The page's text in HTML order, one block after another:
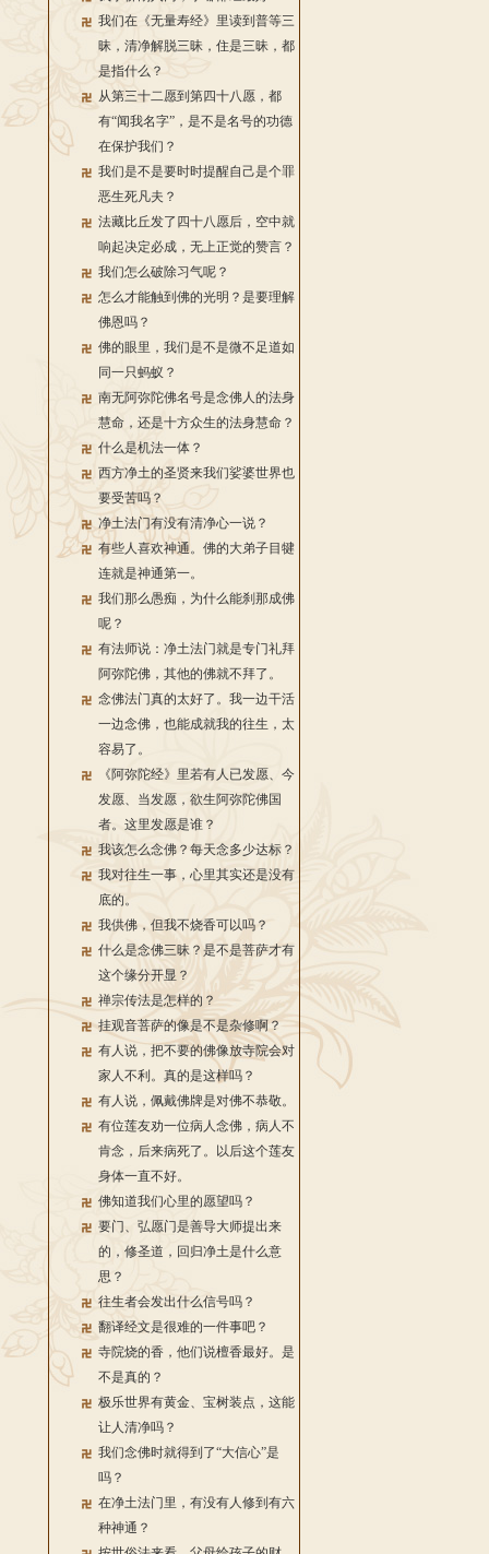
我们在《无量寿经》里读到普等三
昧，清净解脱三昧，住是三昧，都
是指什么？
从第三十二愿到第四十八愿，都
有“闻我名字”，是不是名号的功德
在保护我们？
我们是不是要时时提醒自己是个罪
恶生死凡夫？
法藏比丘发了四十八愿后，空中就
响起决定必成，无上正觉的赞言？
我们怎么破除习气呢？
怎么才能触到佛的光明？是要理解
佛恩吗？
佛的眼里，我们是不是微不足道如
同一只蚂蚁？
南无阿弥陀佛名号是念佛人的法身
慧命，还是十方众生的法身慧命？
什么是机法一体？
西方净土的圣贤来我们娑婆世界也
要受苦吗？
净土法门有没有清净心一说？
有些人喜欢神通。佛的大弟子目犍
连就是神通第一。
我们那么愚痴，为什么能刹那成佛
呢？
有法师说：净土法门就是专门礼拜
阿弥陀佛，其他的佛就不拜了。
念佛法门真的太好了。我一边干活
一边念佛，也能成就我的往生，太
容易了。
《阿弥陀经》里若有人已发愿、今
发愿、当发愿，欲生阿弥陀佛国
者。这里发愿是谁？
我该怎么念佛？每天念多少达标？
我对往生一事，心里其实还是没有
底的。
我供佛，但我不烧香可以吗？
什么是念佛三昧？是不是菩萨才有
这个缘分开显？
禅宗传法是怎样的？
挂观音菩萨的像是不是杂修啊？
有人说，把不要的佛像放寺院会对
家人不利。真的是这样吗？
有人说，佩戴佛牌是对佛不恭敬。
有位莲友劝一位病人念佛，病人不
肯念，后来病死了。以后这个莲友
身体一直不好。
佛知道我们心里的愿望吗？
要门、弘愿门是善导大师提出来
的，修圣道，回归净土是什么意
思？
往生者会发出什么信号吗？
翻译经文是很难的一件事吧？
寺院烧的香，他们说檀香最好。是
不是真的？
极乐世界有黄金、宝树装点，这能
让人清净吗？
我们念佛时就得到了“大信心”是
吗？
在净土法门里，有没有人修到有六
种神通？